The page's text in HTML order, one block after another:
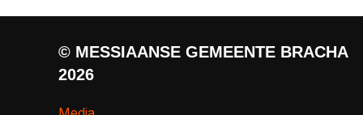
© MESSIAANSE GEMEENTE BRACHA
2026